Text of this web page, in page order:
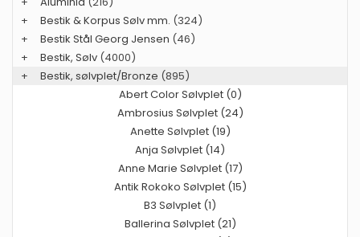
+
Bestik & Korpus Sølv mm. (324)
+
Bestik Stål Georg Jensen (46)
+
Bestik, Sølv (4000)
+
Bestik, sølvplet/Bronze (895)
Abert Color Sølvplet (0)
Ambrosius Sølvplet (24)
Anette Sølvplet (19)
Anja Sølvplet (14)
Anne Marie Sølvplet (17)
Antik Rokoko Sølvplet (15)
B3 Sølvplet (1)
Ballerina Sølvplet (21)